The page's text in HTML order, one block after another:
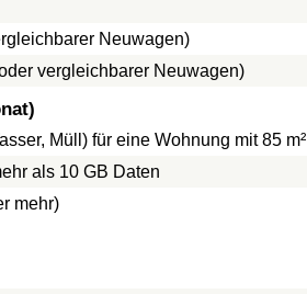
Neuwagen)
vergleichbarer Neuwagen)
Müll) für eine Wohnung mit 85 m²
als 10 GB Daten
mehr)